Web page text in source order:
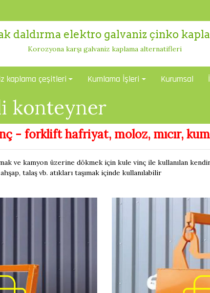
daldırma elektro galvaniz çinko
Korozyona karşı galvaniz kaplama alternatifleri
kaplama çeşitleri Kumlama İşleri Kurumsal
konteyner
- forklift hafriyat, moloz, mıcır,
ve kamyon üzerine dökmek için kule vinç ile kullanılan
talaş vb. atıkları taşımak içinde kullanılabilir